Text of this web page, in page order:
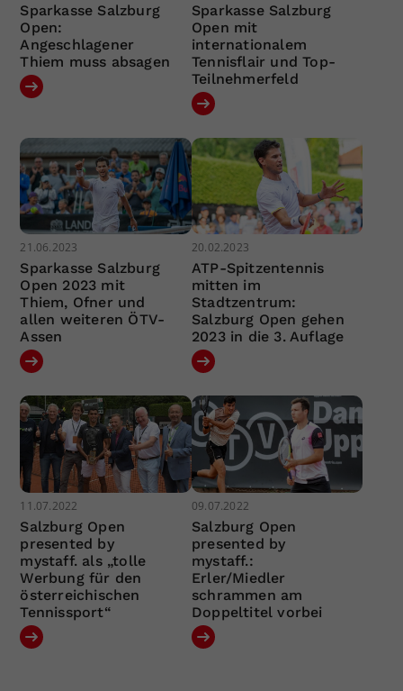
Sparkasse Salzburg
Open:
Angeschlagener
Thiem muss absagen
Sparkasse Salzburg
Open mit
internationalem
Tennisflair und Top-
Teilnehmerfeld
21.06.2023
Sparkasse Salzburg
Open 2023 mit
Thiem, Ofner und
allen weiteren ÖTV-
Assen
20.02.2023
ATP-Spitzentennis
mitten im
Stadtzentrum:
Salzburg Open gehen
2023 in die 3. Auflage
11.07.2022
Salzburg Open
presented by
mystaff. als „tolle
Werbung für den
österreichischen
Tennissport“
09.07.2022
Salzburg Open
presented by
mystaff.:
Erler/Miedler
schrammen am
Doppeltitel vorbei